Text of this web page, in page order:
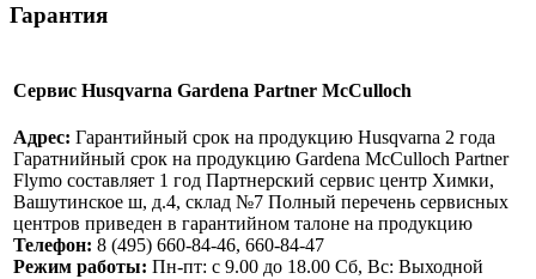
Гарантия
Сервис Husqvarna Gardena Partner McCulloch
Адрес: Гарантийный срок на продукцию Husqvarna 2 года
Гаратнийный срок на продукцию Gardena McCulloch Partner
Flymo составляет 1 год Партнерский сервис центр Химки,
Вашутинское ш, д.4, склад №7 Полный перечень сервисных
центров приведен в гарантийном талоне на продукцию
Телефон: 8 (495) 660-84-46, 660-84-47
Режим работы: Пн-пт: с 9.00 до 18.00 Сб, Вс: Выходной